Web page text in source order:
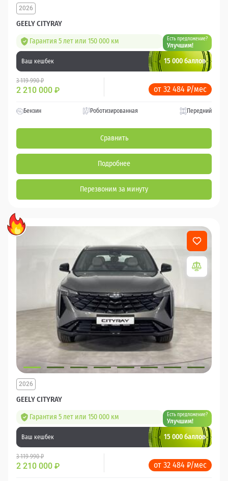
GEELY CITYRAY
2026
Гарантия 5 лет или 150 000 км Есть предложение?
Улучшим!
Ваш кешбек 15 000 баллов
3 119 990 ₽
2 210 000 ₽ от 32 484 ₽/мес
Бензин Роботизированная Передний
Сравнить
Подробнее
Перезвоним за минуту
GEELY CITYRAY
2026
Гарантия 5 лет или 150 000 км Есть предложение?
Улучшим!
Ваш кешбек 15 000 баллов
3 119 990 ₽
2 210 000 ₽ от 32 484 ₽/мес